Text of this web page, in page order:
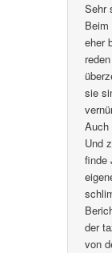
Sehr
Beim
eher
sie
Auch
Und
finde
der
von